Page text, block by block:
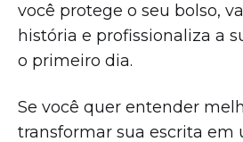
você protege o seu bolso,
história e profissionaliza a
o primeiro dia.
Se você quer entender
transformar sua escrita em